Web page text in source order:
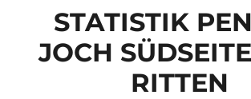
STATISTIK
JOCH
RITTEN